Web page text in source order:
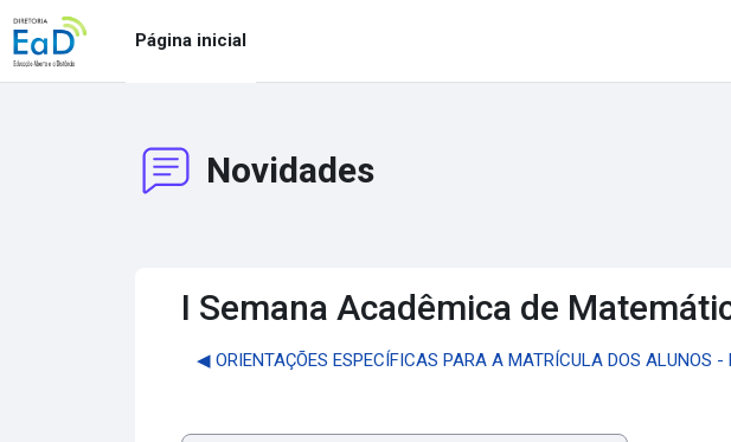
Ir para o conteúdo principal
Página inicial
Novidades
I Semana Acadêmica de
◀︎ ORIENTAÇÕES ESPECÍFICAS PARA A MATRÍCULA DOS ALUNOS